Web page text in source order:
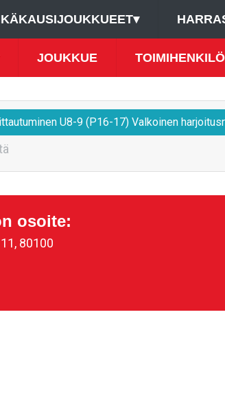
▾
JOUKKUE
U8-9 (P16-17) Valkoinen
osoite:
80100